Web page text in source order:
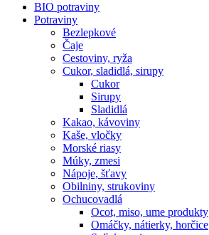
BIO potraviny
Potraviny
Bezlepkové
Čaje
Cestoviny, ryža
Cukor, sladidlá, sirupy
Cukor
Sirupy
Sladidlá
Kakao, kávoviny
Kaše, vločky
Morské riasy
Múky, zmesi
Nápoje, šťavy
Obilniny, strukoviny
Ochucovadlá
Ocot, miso, ume produkty
Omáčky, nátierky, horčice